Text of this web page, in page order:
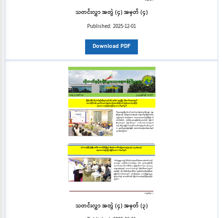
သတင်းလွှာ အတွဲ (၄) အမှတ် (၄)
Published: 2025-12-01
Download PDF
သတင်းလွှာ အတွဲ (၄) အမှတ် (၃)